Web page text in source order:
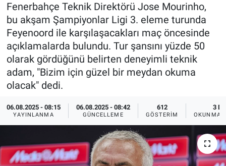
Fenerbahçe Teknik Direktörü Jose Mourinho,
bu akşam Şampiyonlar Ligi 3. eleme turunda
Feyenoord ile karşılaşacakları maç öncesinde
açıklamalarda bulundu. Tur şansını yüzde 50
olarak gördüğünü belirten deneyimli teknik
adam, "Bizim için güzel bir meydan okuma
olacak" dedi.
06.08.2025 - 08:15
YAYINLANMA
06.08.2025 - 08:42
GÜNCELLEME
612
GÖSTERIM
3 DK
OKUNMA
Doğa Konuşuyor
Dünya
Ege Saati
Ege'den Esintiler
Eğitim
Ekonomi
Sağlık
Spor
Yayın Akışı
İletişim
Tüm Manşetler
Son Dakika Haberleri
Haber Arşivi